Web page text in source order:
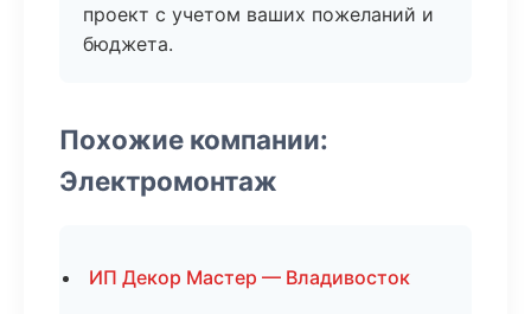
проект с учетом ваших пожеланий и
бюджета.
Похожие компании:
Электромонтаж
ИП Декор Мастер — Владивосток